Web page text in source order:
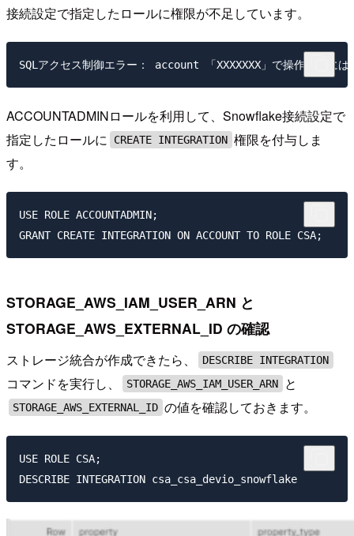
接続設定で指定したロールに権限が不足しています。
ACCOUNTADMINロールを利用して、Snowflake接続設定で
指定したロールに
CREATE INTEGRATION 権限を付与しま
す。
USE ROLE ACCOUNTADMIN;
STORAGE_AWS_IAM_USER_ARN と
STORAGE_AWS_EXTERNAL_ID の確認
ストレージ統合が作成できたら、 DESCRIBE INTEGRATION
コマンドを実行し、 STORAGE_AWS_IAM_USER_ARN と
STORAGE_AWS_EXTERNAL_ID の値を確認しておきます。
USE ROLE CSA;